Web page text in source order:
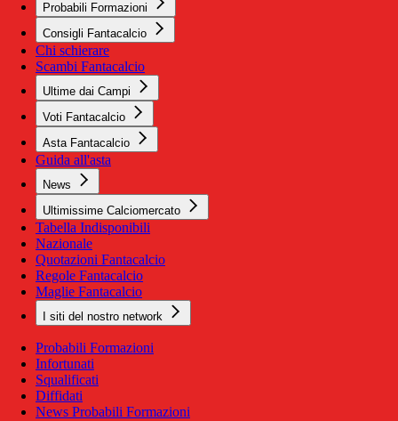
Probabili Formazioni
Consigli Fantacalcio
Chi schierare
Scambi Fantacalcio
Ultime dai Campi
Voti Fantacalcio
Asta Fantacalcio
Guida all'asta
News
Ultimissime Calciomercato
Tabella Indisponibili
Nazionale
Quotazioni Fantacalcio
Regole Fantacalcio
Maglie Fantacalcio
I siti del nostro network
Probabili Formazioni
Infortunati
Squalificati
Diffidati
News Probabili Formazioni